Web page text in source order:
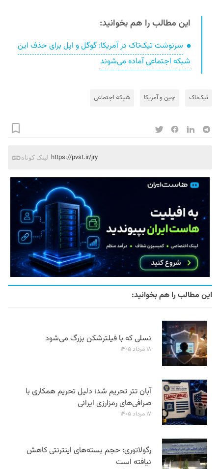
این مطالب را هم بخوانید:
سرنوشت تیک‌تاک در آمریکا: گوگل و اپل برای حذف این
شبکه اجتماعی آماده می‌شوند
تیک‌تاک چین و آمریکا شبکه‌ اجتماعی
لینک کوتاه https://pvst.ir/jry
این مطالب را هم بخوانید:
نسلی که با فیلترشکن بزرگ می‌شود
۱۸ مرداد ۱۴۰۵
آبان تتر تحریم شد؛ دلیل تحریم همکاری با
صرافی‌های رمزارزی ایرانی
۱۷ مرداد ۱۴۰۵
رگولاتوری: حجم بسته‌های اینترنتی کاهش
نیافته است